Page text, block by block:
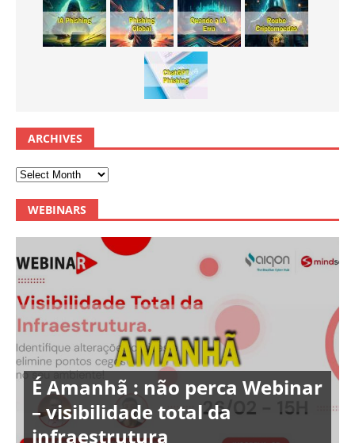
ARCHIVES
WEBINARS
É Amanhã : não perca Webinar
– visibilidade total da
infraestrutura